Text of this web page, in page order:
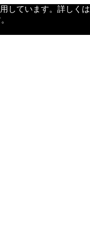
しています。詳しくは